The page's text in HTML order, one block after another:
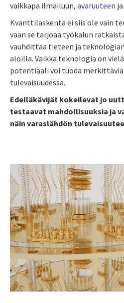
vaikkapa ilmailuun, avaruuteen
Kvanttilaskenta ei siis ole vain
vaan se tarjoaa työkalun
vauhdittaa tieteen ja
aloilla. Vaikka teknologia on
potentiaali voi tuoda
tulevaisuudessa.
Edelläkävijät kokeilevat jo
testaavat mahdollisuuksia ja
näin varaslähdön